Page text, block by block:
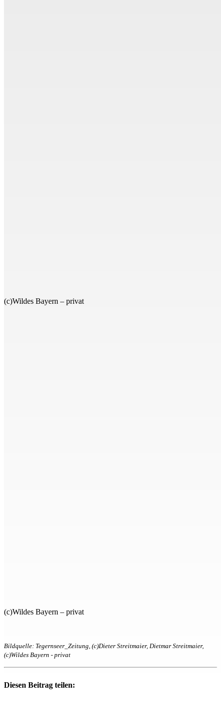
(c)Wildes Bayern – privat
(c)Wildes Bayern – privat
Bildquelle: Tegernseer_Zeitung, (c)Dieter Streitmaier, Dietmar Streitmaier,
(c)Wildes Bayern - privat
Diesen Beitrag teilen: